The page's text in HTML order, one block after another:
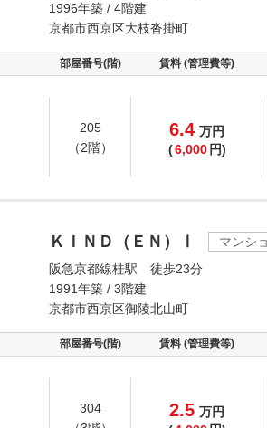
1996年築 / 4階建
京都市西京区大枝沓掛町
部屋番号(階) 賃料 (管理費等)
205
（2階）
6.4 万円
(6,000 円)
ＫＩＮＤ（ＥＮ）Ⅰ
マンシ
阪急京都線桂駅 徒歩23分
1991年築 / 3階建
京都市西京区御陵北山町
部屋番号(階) 賃料 (管理費等)
304
2.5 万円